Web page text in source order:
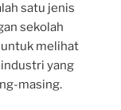
satu jenis
sekolah
untuk melihat
yang
masing.